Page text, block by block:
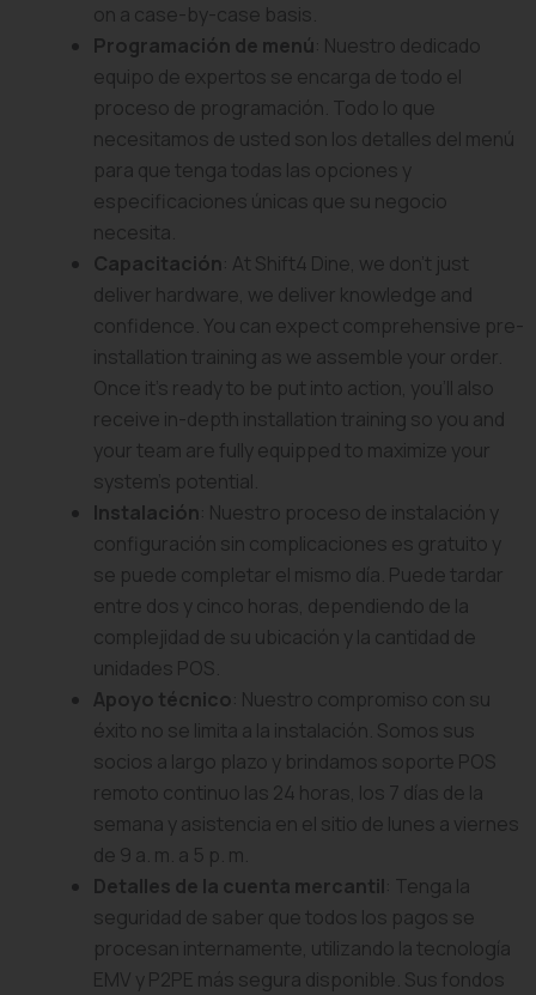
on a case-by-case basis.
Programación de menú: Nuestro dedicado
equipo de expertos se encarga de todo el
proceso de programación. Todo lo que
necesitamos de usted son los detalles del menú
para que tenga todas las opciones y
especificaciones únicas que su negocio
necesita.
Capacitación: At Shift4 Dine, we don’t just
deliver hardware, we deliver knowledge and
confidence. You can expect comprehensive pre-
installation training as we assemble your order.
Once it’s ready to be put into action, you’ll also
receive in-depth installation training so you and
your team are fully equipped to maximize your
system’s potential.
Instalación: Nuestro proceso de instalación y
configuración sin complicaciones es gratuito y
se puede completar el mismo día. Puede tardar
entre dos y cinco horas, dependiendo de la
complejidad de su ubicación y la cantidad de
unidades POS.
Apoyo técnico: Nuestro compromiso con su
éxito no se limita a la instalación. Somos sus
socios a largo plazo y brindamos soporte POS
remoto continuo las 24 horas, los 7 días de la
semana y asistencia en el sitio de lunes a viernes
de 9 a. m. a 5 p. m.
Detalles de la cuenta mercantil: Tenga la
seguridad de saber que todos los pagos se
procesan internamente, utilizando la tecnología
EMV y P2PE más segura disponible. Sus fondos